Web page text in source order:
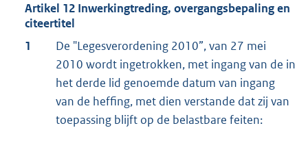
Artikel 12 Inwerkingtreding, overgangsbepaling en
citeertitel
1
De "Legesverordening 2010”, van 27 mei
2010 wordt ingetrokken, met ingang van de in
het derde lid genoemde datum van ingang
van de heffing, met dien verstande dat zij van
toepassing blijft op de belastbare feiten: